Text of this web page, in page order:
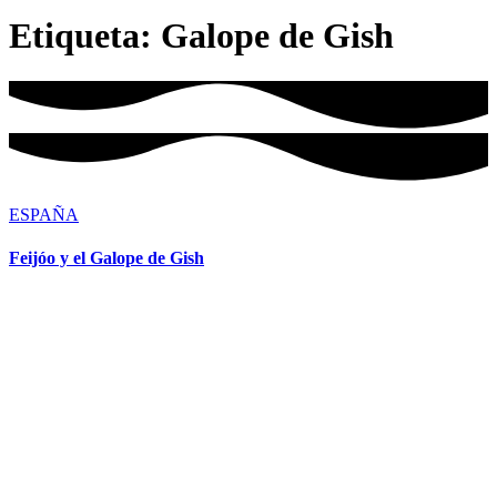
Etiqueta: Galope de Gish
ESPAÑA
Feijóo y el Galope de Gish